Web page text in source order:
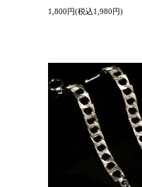
1,800円(税込1,980円)